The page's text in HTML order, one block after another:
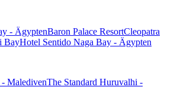
- ÄgyptenBaron Palace ResortCleopatra
BayHotel Sentido Naga Bay - Ägypten
MaledivenThe Standard Huruvalhi -